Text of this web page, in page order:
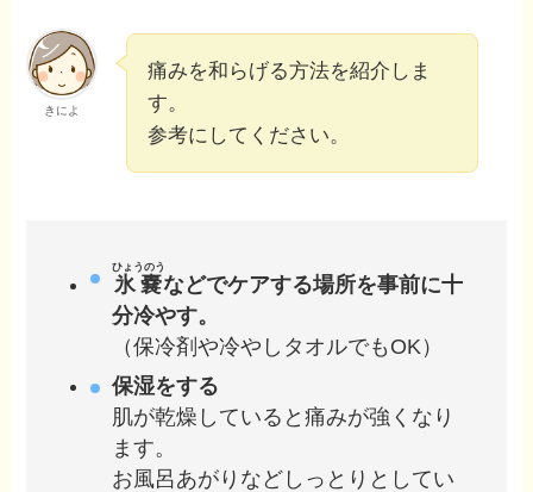
きによ
痛みを和らげる方法を紹介しま
す。
参考にしてください。
氷嚢
ひょうのう
などでケアする場所を事前に十
分冷やす。
（保冷剤や冷やしタオルでもOK）
保湿をする
肌が乾燥していると痛みが強くなり
ます。
お風呂あがりなどしっとりとしてい